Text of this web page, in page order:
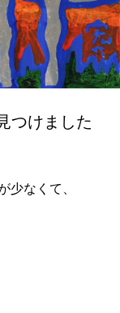
つけました
なくて、